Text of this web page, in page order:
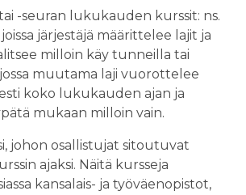
-seuran lukukauden kurssit: ns.
järjestäjä määrittelee lajit ja
milloin käy tunneilla tai
muutama laji vuorottelee
koko lukukauden ajan ja
mukaan milloin vain.
johon osallistujat sitoutuvat
ajaksi. Näitä kursseja
kansalais- ja työväenopistot,